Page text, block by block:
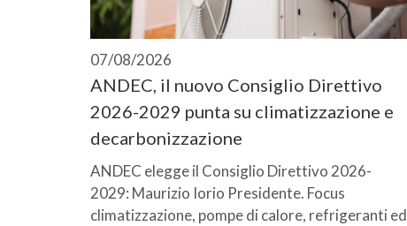
07/08/2026
ANDEC, il nuovo Consiglio Direttivo
2026-2029 punta su climatizzazione e
decarbonizzazione
ANDEC elegge il Consiglio Direttivo 2026-
2029: Maurizio Iorio Presidente. Focus
climatizzazione, pompe di calore, refrigeranti ed